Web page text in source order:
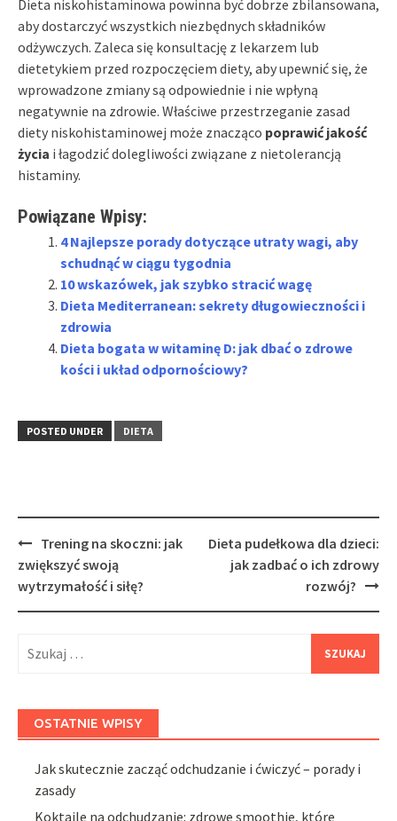
Dieta niskohistaminowa powinna być dobrze zbilansowana,
aby dostarczyć wszystkich niezbędnych składników
odżywczych. Zaleca się konsultację z lekarzem lub
dietetykiem przed rozpoczęciem diety, aby upewnić się, że
wprowadzone zmiany są odpowiednie i nie wpłyną
negatywnie na zdrowie. Właściwe przestrzeganie zasad
diety niskohistaminowej może znacząco poprawić jakość
życia i łagodzić dolegliwości związane z nietolerancją
histaminy.
Powiązane Wpisy:
4 Najlepsze porady dotyczące utraty wagi, aby
schudnąć w ciągu tygodnia
10 wskazówek, jak szybko stracić wagę
Dieta Mediterranean: sekrety długowieczności i
zdrowia
Dieta bogata w witaminę D: jak dbać o zdrowe
kości i układ odpornościowy?
POSTED UNDER DIETA
Post
navigation
Trening na skoczni: jak
zwiększyć swoją
wytrzymałość i siłę?
Dieta pudełkowa dla dzieci:
jak zadbać o ich zdrowy
rozwój?
OSTATNIE WPISY
Jak skutecznie zacząć odchudzanie i ćwiczyć – porady i
zasady
Koktajle na odchudzanie: zdrowe smoothie, które